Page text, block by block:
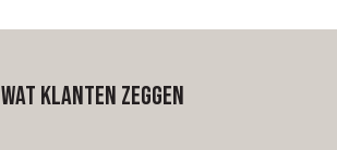
Wat klanten zeggen